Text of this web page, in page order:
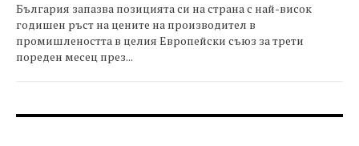
България запазва позицията си на страна с най-висок
годишен ръст на цените на производител в
промишлеността в целия Европейски съюз за трети
пореден месец през...